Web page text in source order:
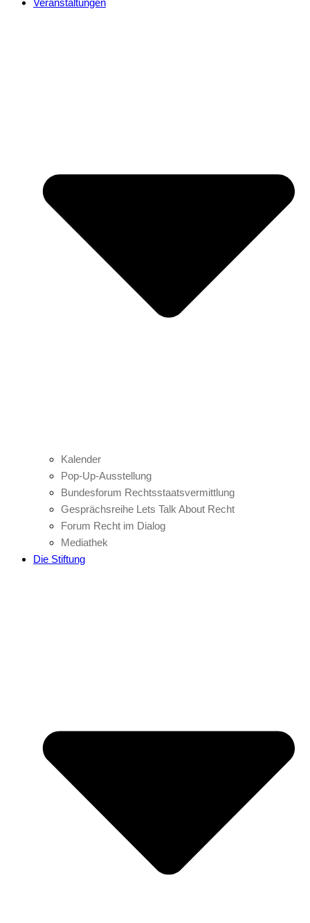
Veranstaltungen
Kalender
Pop-Up-Ausstellung
Bundesforum Rechtsstaatsvermittlung
Gesprächsreihe Lets Talk About Recht
Forum Recht im Dialog
Mediathek
Die Stiftung